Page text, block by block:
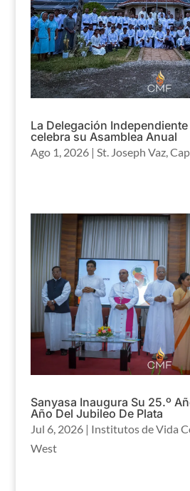
La Delegación
celebra su Asamblea Anual
Ago 1, 2026| St. Joseph Vaz,
Sanyasa Inaugura Su 25.º
Año Del Jubileo De Plata
Jul 6, 2026| Institutos de Vida
West